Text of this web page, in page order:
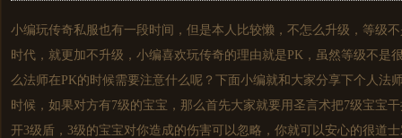
小编玩传奇私服也有一段时间，但是本人比较懒，不怎么升级，等级
时代，就更加不升级，小编喜欢玩传奇的理由就是PK，虽然等级不是
么法师在PK的时候需要注意什么呢？下面小编就和大家分享下个人法
时候，如果对方有7级的宝宝，那么首先大家就要用圣言术把7级宝宝
开3级盾，3级的宝宝对你造成的伤害可以忽略，你就可以安心的很道